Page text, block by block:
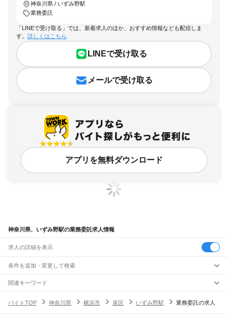
神奈川県 / いずみ野駅
業務委託
「LINEで受け取る」では、新着求人のほか、おすすめ情報なども配信しま
す。 詳しくはこちら
LINEで受け取る
メールで受け取る
アプリを無料ダウンロード
神奈川県、いずみ野駅の業務委託求人情報
求人の詳細を表示
条件を追加・変更して検索
市区町村を追加・変更
神奈川県
すべて
駅を追加・変更
関連キーワード
バイトTOP
神奈川県 横浜市 泉区 いずみ野駅 業務委託の求人